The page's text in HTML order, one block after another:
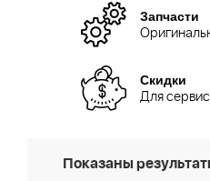
Запчасти
Скидки
Для
Показаны